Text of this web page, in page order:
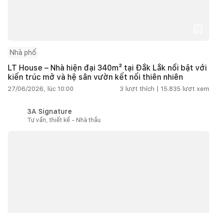
Nhà phố
LT House – Nhà hiện đại 340m² tại Đắk Lắk nổi bật với
kiến trúc mở và hệ sân vườn kết nối thiên nhiên
27/06/2026, lúc 10:00 3 lượt thích | 15.835 lượt xem
3A Signature
Tư vấn, thiết kế - Nhà thầu